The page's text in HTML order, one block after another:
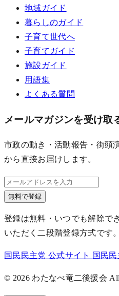
地域ガイド
暮らしのガイド
子育て世代へ
子育てガイド
施設ガイド
用語集
よくある質問
メールマガジンを受け取
市政の動き・活動報告・街頭
から直接お届けします。
無料で登録
登録は無料・いつでも解除で
いただく二段階登録方式です。
国民民主党 公式サイト 国民
© 2026 わたなべ竜二後援会 All